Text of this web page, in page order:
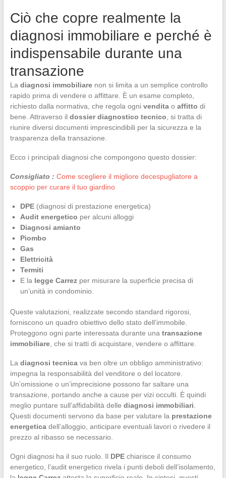
Ciò che copre realmente la
diagnosi immobiliare e perché è
indispensabile durante una
transazione
La diagnosi immobiliarenon si limita a un semplice controllo
rapido prima di vendere o affittare. È un esame completo,
richiesto dalla normativa, che regola ogni venditao affitto di
bene. Attraverso il dossier diagnostico tecnico , si tratta di
riunire diversi documenti imprescindibili per la sicurezza e la
trasparenza della transazione.
Ecco i principali diagnosi che compongono questo dossier:
Consigliato : Come scegliere il migliore decespugliatore a
scoppio per curare il tuo giardino
DPE(diagnosi di prestazione energetica)
Audit energetico per alcuni alloggi
Diagnosi amianto
Piombo
Gas
Elettricità
Termiti
E la legge Carrezper misurare la superficie precisa di
un’unità in condominio.
Queste valutazioni, realizzate secondo standard rigorosi,
forniscono un quadro obiettivo dello stato dell’immobile.
Proteggono ogni parte interessata durante una transazione
immobiliare, che si tratti di acquistare, vendere o affittare.
La diagnosi tecnicava ben oltre un obbligo amministrativo:
impegna la responsabilità del venditore o del locatore.
Un’omissione o un’imprecisione possono far saltare una
transazione, portando anche a cause per vizi occulti. È quindi
meglio puntare sull’affidabilità delle diagnosi immobiliari
Questi documenti servono da base per valutare la prestazione
energeticadell’alloggio, anticipare eventuali lavori o rivedere il
prezzo al ribasso se necessario.
Ogni diagnosi ha il suo ruolo. Il DPEchiarisce il consumo
energetico, l’audit energetico rivela i punti deboli dell’isolamento,